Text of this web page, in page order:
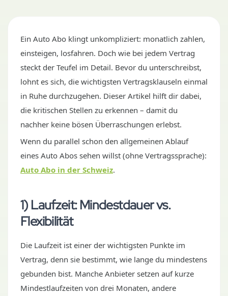
Ein Auto Abo klingt unkompliziert: monatlich zahlen,
einsteigen, losfahren. Doch wie bei jedem Vertrag
steckt der Teufel im Detail. Bevor du unterschreibst,
lohnt es sich, die wichtigsten Vertragsklauseln einmal
in Ruhe durchzugehen. Dieser Artikel hilft dir dabei,
die kritischen Stellen zu erkennen – damit du
nachher keine bösen Überraschungen erlebst.
Wenn du parallel schon den allgemeinen Ablauf
eines Auto Abos sehen willst (ohne Vertragssprache):
Auto Abo in der Schweiz.
1) Laufzeit: Mindestdauer vs.
Flexibilität
Die Laufzeit ist einer der wichtigsten Punkte im
Vertrag, denn sie bestimmt, wie lange du mindestens
gebunden bist. Manche Anbieter setzen auf kurze
Mindestlaufzeiten von drei Monaten, andere